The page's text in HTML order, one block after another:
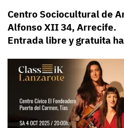
Centro Sociocultural de
Alfonso XII 34, Arrecife.
Entrada libre y gratuita